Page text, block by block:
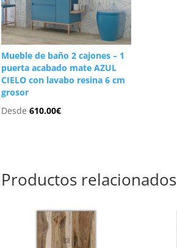
Mueble de baño 2 cajones – 1
puerta acabado mate AZUL
CIELO con lavabo resina 6 cm
grosor
Desde610.00€
Productos relacionados